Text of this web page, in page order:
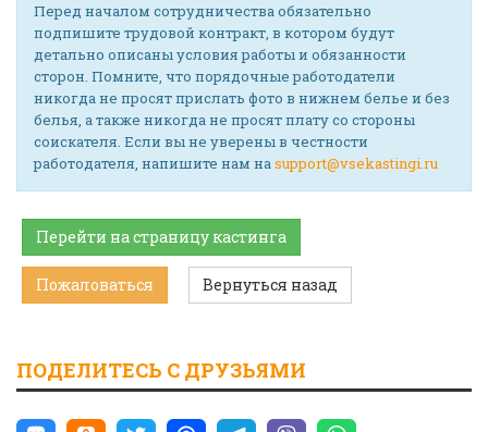
Перед началом сотрудничества обязательно
подпишите трудовой контракт, в котором будут
детально описаны условия работы и обязанности
сторон. Помните, что порядочные работодатели
никогда не просят прислать фото в нижнем белье и без
белья, а также никогда не просят плату со стороны
соискателя. Если вы не уверены в честности
работодателя, напишите нам наsupport@vsekastingi.ru
Перейти на страницу кастинга
Пожаловаться Вернуться назад
ПОДЕЛИТЕСЬ С ДРУЗЬЯМИ